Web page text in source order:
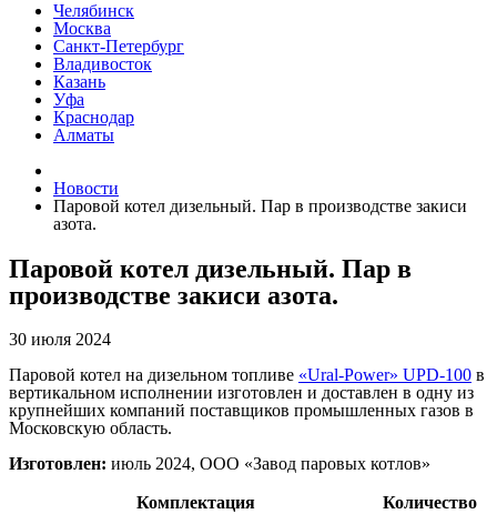
Челябинск
Москва
Санкт-Петербург
Владивосток
Казань
Уфа
Краснодар
Алматы
Новости
Паровой котел дизельный. Пар в производстве закиси
азота.
Паровой котел дизельный. Пар в
производстве закиси азота.
30 июля 2024
Паровой котел на дизельном топливе «Ural-Power» UPD-100 в
вертикальном исполнении изготовлен и доставлен в одну из
крупнейших компаний поставщиков промышленных газов в
Московскую область.
Изготовлен: июль 2024, ООО «Завод паровых котлов»
Комплектация
Количество